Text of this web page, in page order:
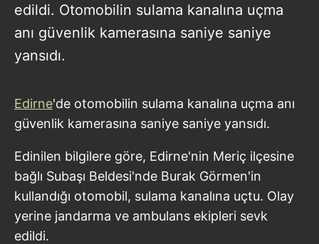
edildi. Otomobilin sulama kanalına uçma
anı güvenlik kamerasına saniye saniye
yansıdı.
Edirne'de otomobilin sulama kanalına uçma anı
güvenlik kamerasına saniye saniye yansıdı.
Edinilen bilgilere göre, Edirne'nin Meriç ilçesine
bağlı Subaşı Beldesi'nde Burak Görmen'in
kullandığı otomobil, sulama kanalına uçtu. Olay
yerine jandarma ve ambulans ekipleri sevk
edildi.